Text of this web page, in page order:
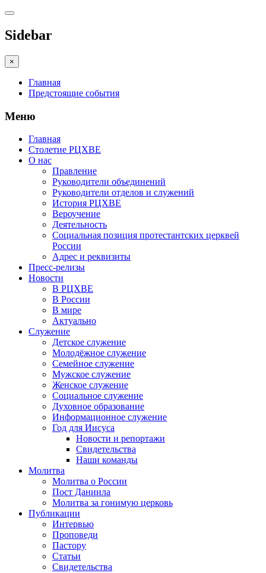
Sidebar
×
Главная
Предстоящие события
Меню
Главная
Столетие РЦХВЕ
О нас
Правление
Руководители объединений
Руководители отделов и служений
История РЦХВЕ
Вероучение
Деятельность
Социальная позиция протестантских церквей
России
Адрес и реквизиты
Пресс-релизы
Новости
В РЦХВЕ
В России
В мире
Актуально
Служение
Детское служение
Молодёжное служение
Семейное служение
Мужское служение
Женское служение
Социальное служение
Духовное образование
Информационное служение
Год для Иисуса
Новости и репортажи
Свидетельства
Наши команды
Молитва
Молитва о России
Пост Даниила
Молитва за гонимую церковь
Публикации
Интервью
Проповеди
Пастору
Статьи
Свидетельства